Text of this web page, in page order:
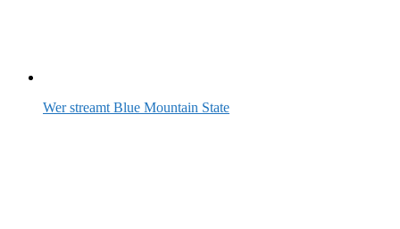
Wer streamt Blue Mountain State